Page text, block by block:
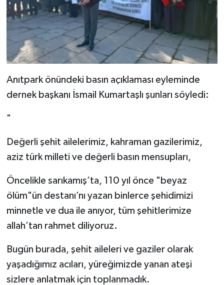
Anıtpark önündeki basın açıklaması eyleminde
dernek başkanı İsmail Kumartaşlı şunları söyledi:
"
Değerli şehit ailelerimiz, kahraman gazilerimiz,
aziz türk milleti ve değerli basın mensupları,
Öncelikle sarıkamış’ta, 110 yıl önce "beyaz
ölüm"ün destanı’nı yazan binlerce şehidimizi
minnetle ve dua ile anıyor, tüm şehitlerimize
allah’tan rahmet diliyoruz.
Bugün burada, şehit aileleri ve gaziler olarak
yaşadığımız acıları, yüreğimizde yanan ateşi
sizlere anlatmak için toplanmadık.